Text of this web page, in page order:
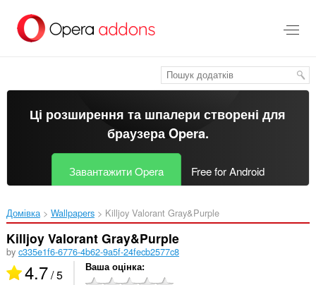
основного
Ці розширення та шпалери створені для
браузера Opera.
Завантажити Opera Free for Android
Домівка Wallpapers Killjoy Valorant Gray&Purple‎
Killjoy Valorant Gray&Purple
by c335e1f6-6776-4b62-9a5f-24fecb2577c8
4.7/ 5 Ваша оцінка